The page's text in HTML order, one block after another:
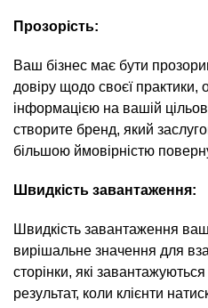
Прозорість:
Ваш бізнес має бути
довіру щодо своєї практики,
інформацією на вашій
створите бренд, який
більшою ймовірністю
Швидкість завантаження:
Швидкість завантаження
вирішальне значення для
сторінки, які
результат, коли клієнти